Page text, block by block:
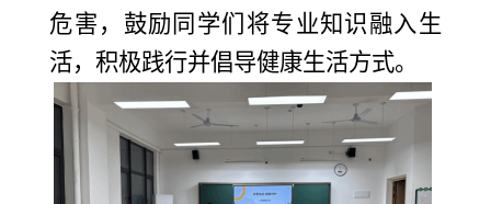
危害，鼓励同学们将专业知识融入生
活，积极践行并倡导健康生活方式。